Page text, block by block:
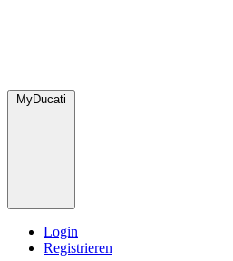
MyDucati
Login
Registrieren